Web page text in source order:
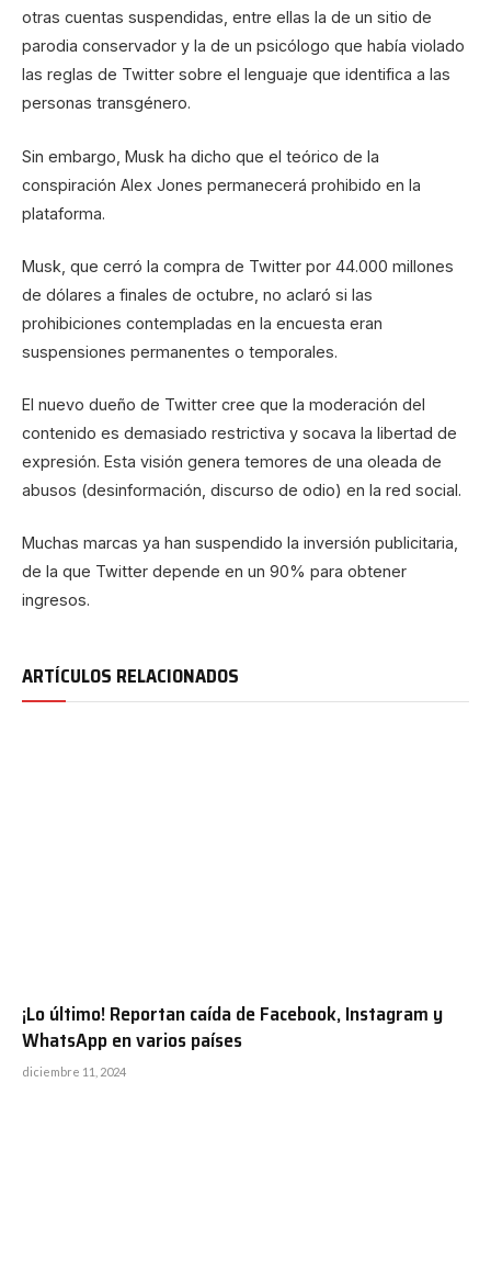
otras cuentas suspendidas, entre ellas la de un sitio de
parodia conservador y la de un psicólogo que había violado
las reglas de Twitter sobre el lenguaje que identifica a las
personas transgénero.
Sin embargo, Musk ha dicho que el teórico de la
conspiración Alex Jones permanecerá prohibido en la
plataforma.
Musk, que cerró la compra de Twitter por 44.000 millones
de dólares a finales de octubre, no aclaró si las
prohibiciones contempladas en la encuesta eran
suspensiones permanentes o temporales.
El nuevo dueño de Twitter cree que la moderación del
contenido es demasiado restrictiva y socava la libertad de
expresión. Esta visión genera temores de una oleada de
abusos (desinformación, discurso de odio) en la red social.
Muchas marcas ya han suspendido la inversión publicitaria,
de la que Twitter depende en un 90% para obtener
ingresos.
ARTÍCULOS RELACIONADOS
¡Lo último! Reportan caída de Facebook, Instagram y
WhatsApp en varios países
diciembre 11, 2024